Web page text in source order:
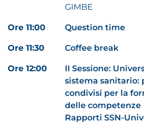
GIMBE
Ore 11:00 Question time
Ore 11:30 Coffee break
Ore 12:00
II Sessione:
sistema sanitario:
condivisi per la
delle competenze
Rapporti SSN-